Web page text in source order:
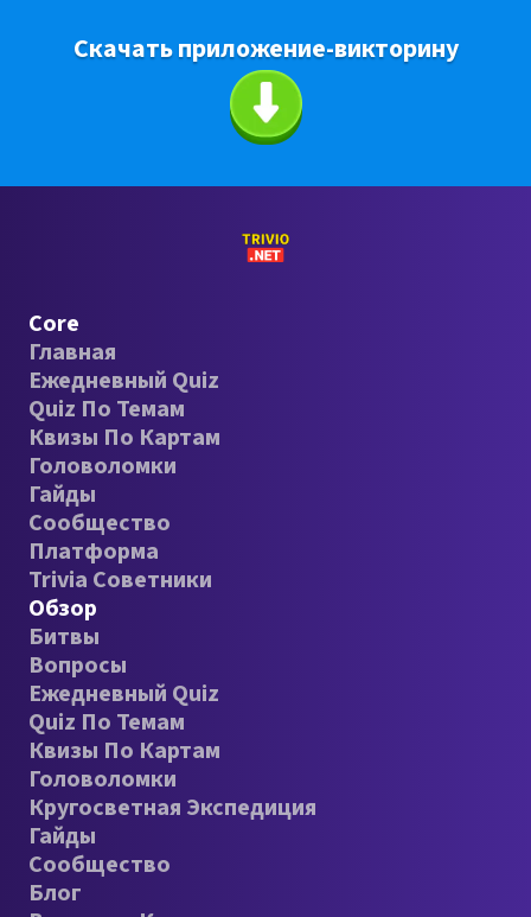
Скачать приложение-викторину
Core
Главная
Ежедневный Quiz
Quiz По Темам
Квизы По Картам
Головоломки
Гайды
Сообщество
Платформа
Trivia Советники
Обзор
Битвы
Вопросы
Ежедневный Quiz
Quiz По Темам
Квизы По Картам
Головоломки
Кругосветная Экспедиция
Гайды
Сообщество
Блог